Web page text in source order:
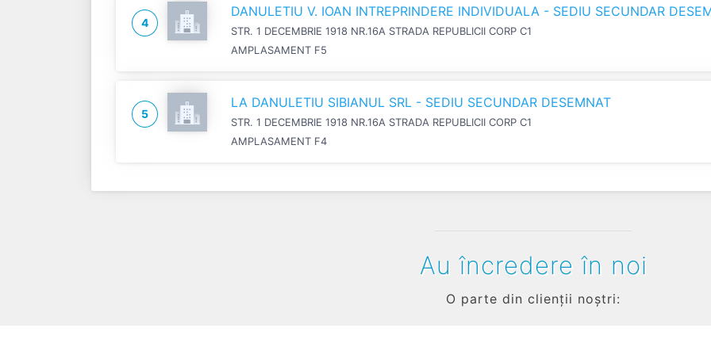
4
DANULETIU V. IOAN INTREPRINDERE INDIVIDUALA - SEDIU SECUNDAR
STR. 1 DECEMBRIE 1918 NR.16A STRADA REPUBLICII CORP C1
AMPLASAMENT F5
5
LA DANULETIU SIBIANUL SRL - SEDIU SECUNDAR DESEMNAT
STR. 1 DECEMBRIE 1918 NR.16A STRADA REPUBLICII CORP C1
AMPLASAMENT F4
Au încredere în noi
O parte din clienții noștri: